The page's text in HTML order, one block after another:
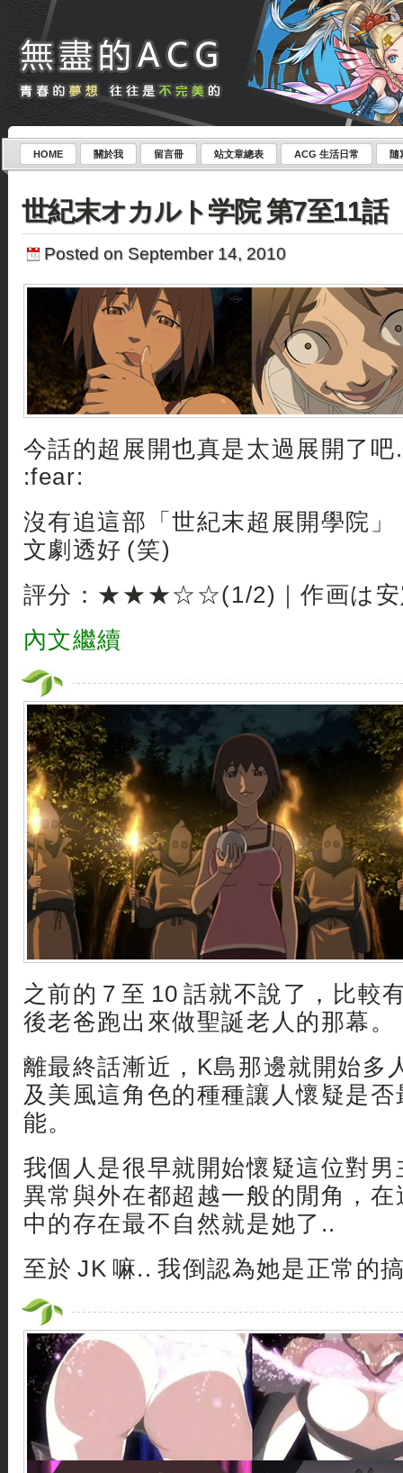
HOME 關於我 留言冊 站文章總表 ACG 生活日常 隨
世紀末オカルト学院 第7至11話
Posted on September 14, 2010
今話的超展開也真是太過展開了
:fear:
沒有追這部「世紀末超展開學院
文劇透好 (笑)
評分：★★★☆☆(1/2)｜作画は安
內文繼續
之前的 7 至 10 話就不說了，比較
後老爸跑出來做聖誕老人的那幕。
離最終話漸近，K島那邊就開始多
及美風這角色的種種讓人懷疑是
能。
我個人是很早就開始懷疑這位對
異常與外在都超越一般的閒角，
中的存在最不自然就是她了..
至於 JK 嘛.. 我倒認為她是正常的